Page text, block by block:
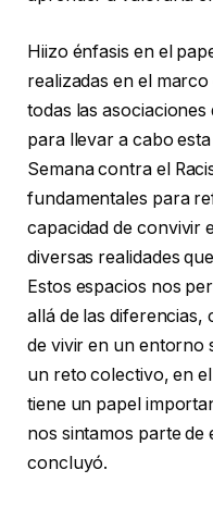
Hiizo énfasis en el
realizadas en el
todas las
para llevar a cabo
Semana contra el
fundamentales para
capacidad de convivir
diversas realidades
Estos espacios nos
allá de las diferencias,
de vivir en un entorno
un reto colectivo, en
tiene un papel
nos sintamos parte
concluyó.